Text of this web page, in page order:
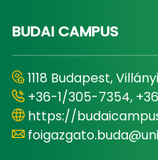
BUDAI CAMPUS
1118 Budapest,
+36-1/305-7354,
https://